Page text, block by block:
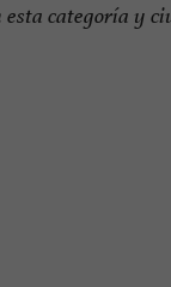
categoría y